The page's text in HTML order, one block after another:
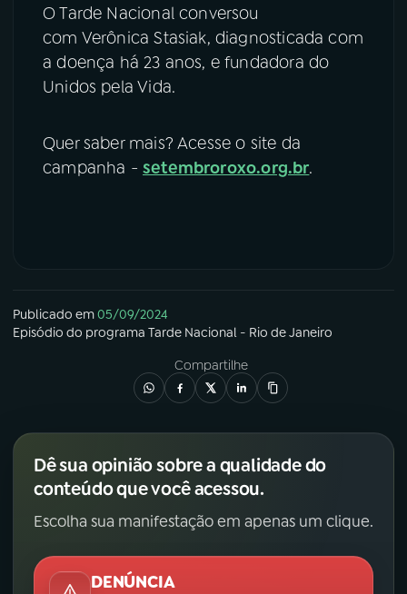
O Tarde Nacional conversou
com Verônica Stasiak, diagnosticada com
a doença há 23 anos, e fundadora do
Unidos pela Vida.
Quer saber mais? Acesse o site da
campanha - setembroroxo.org.br.
Publicado em05/09/2024
Episódio do programa Tarde Nacional - Rio de Janeiro
Compartilhe
Dê sua opinião sobre a qualidade do
conteúdo que você acessou.
Escolha sua manifestação em apenas um clique.
DENÚNCIA